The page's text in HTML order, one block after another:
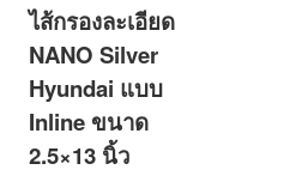
ไส้กรองละเอียด
NANO Silver
Hyundai แบบ
Inline ขนาด
2.5×13 นิ้ว